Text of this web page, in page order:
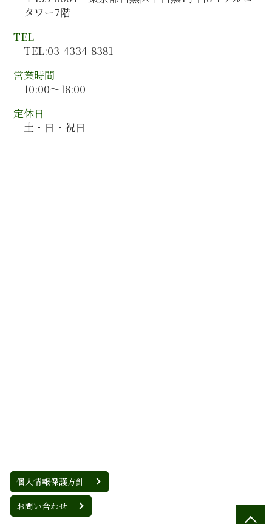
m&a 手法
大分県 会計監査
静岡県 会計監査
京都府 会計監査
タワー7階
TEL
TEL:03-4334-8381
営業時間
10:00～18:00
定休日
土・日・祝日
個人情報保護方針
お問い合わせ